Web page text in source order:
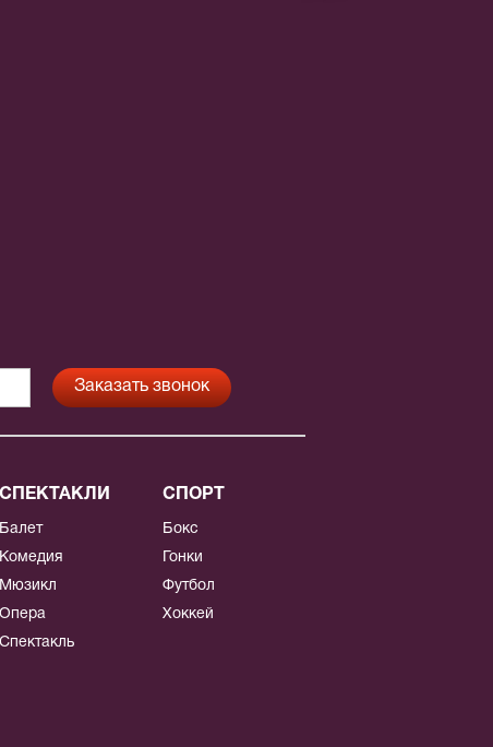
СПЕКТАКЛИ
Балет
Комедия
Мюзикл
Опера
Спектакль
СПОРТ
Бокс
Гонки
Футбол
Хоккей